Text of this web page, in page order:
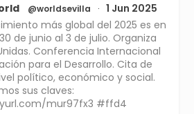
@worldsevilla ·
1 Jun 2025
más global del 2025 es en
de junio al 3 de julio. Organiza
Conferencia Internacional
para el Desarrollo. Cita de
político, económico y social.
sus claves:
mur97fx3 #ffd4